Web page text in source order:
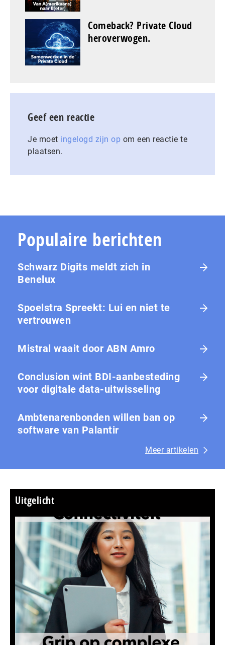
Comeback? Private Cloud
heroverwogen.
Geef een reactie
Je moet ingelogd zijn op om een reactie te
plaatsen.
Populaire berichten
Schwarz Digits meldt zich in
Benelux
Spoelstra Spreekt: Lui en niet te
vertrouwen
Mistral waait door ABN Amro
Conclusion wint BDI-aanbesteding
voor digitale data-uitwisseling
Ambtenarenbonden willen ban op
software van Palantir
Meer artikelen
Uitgelicht